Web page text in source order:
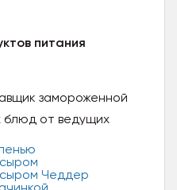
питания
замороженной
блюд от ведущих
производителей в